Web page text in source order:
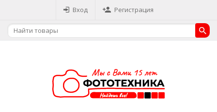
Вход Регистрация